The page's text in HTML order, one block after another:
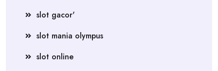
slot gacor'
slot mania olympus
slot online